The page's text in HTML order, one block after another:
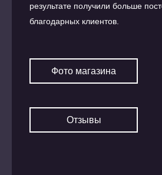
результате получили больше
благодарных клиентов.
Фото магазина
Отзывы